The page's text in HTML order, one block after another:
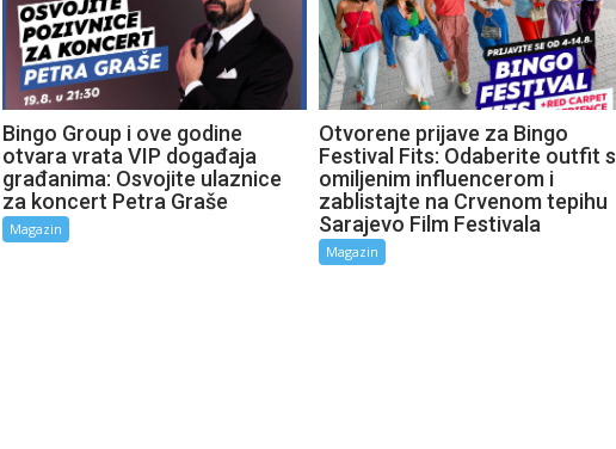
Bingo Group i ove godine
otvara vrata VIP događaja
građanima: Osvojite ulaznice
za koncert Petra Graše
Magazin
Otvorene prijave za Bingo
Festival Fits: Odaberite outfit s
omiljenim influencerom i
zablistajte na Crvenom tepihu
Sarajevo Film Festivala
Magazin